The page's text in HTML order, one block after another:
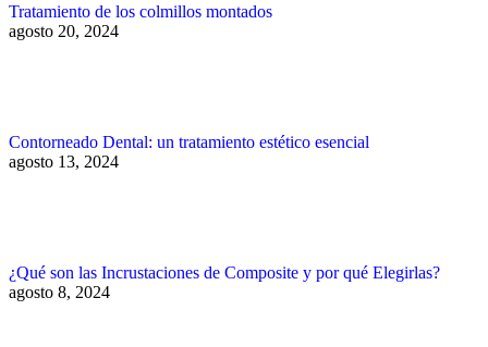
Tratamiento de los colmillos montados
agosto 20, 2024
Contorneado Dental: un tratamiento estético esencial
agosto 13, 2024
¿Qué son las Incrustaciones de Composite y por qué Elegirlas?
agosto 8, 2024